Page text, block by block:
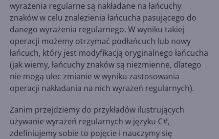
wyrażenia regularne są nakładane na łańcuchy
znaków w celu znalezienia łańcucha pasującego do
danego wyrażenia regularnego. W wyniku takiej
operacji możemy otrzymać podłańcuch lub nowy
łańcuch, który jest modyfikacją oryginalnego łańcucha
(jak wiemy, łańcuchy znaków są niezmienne, dlatego
nie mogą ulec zmianie w wyniku zastosowania
operacji nakładania na nich wyrażeń regularnych).
Zanim przejdziemy do przykładów ilustrujących
używanie wyrażeń regularnych w języku C#,
zdefiniujemy sobie to pojęcie i nauczymy się